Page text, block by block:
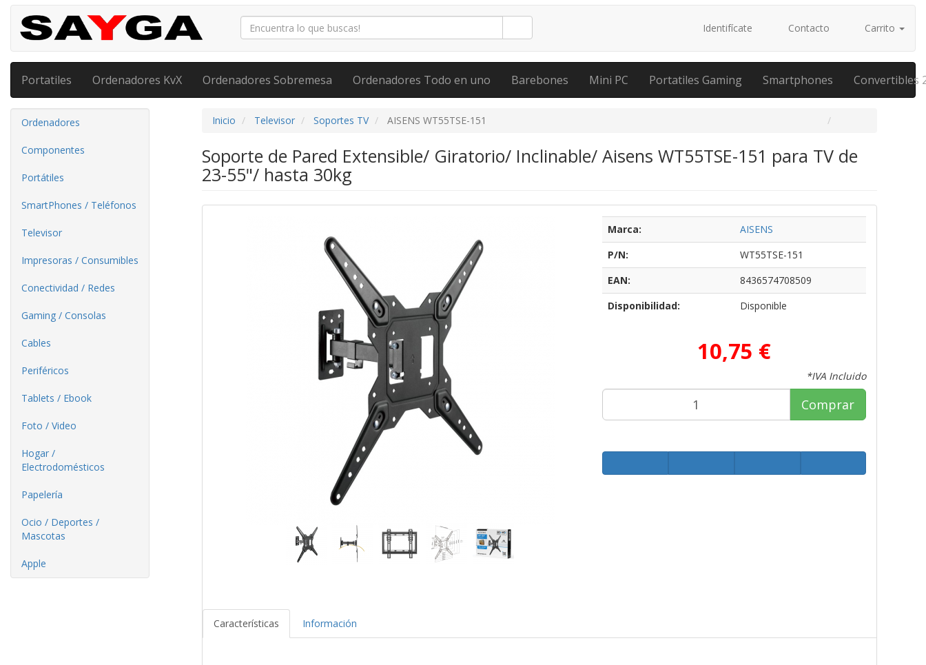
Identifícate Contacto Carrito
Portatiles Ordenadores KvX Ordenadores Sobremesa Ordenadores Todo en uno Barebones Mini PC Portatiles Gaming Smartphones Convertibles
Ordenadores
Componentes
Portátiles
SmartPhones / Teléfonos
Televisor
Impresoras / Consumibles
Conectividad / Redes
Gaming / Consolas
Cables
Periféricos
Tablets / Ebook
Foto / Video
Hogar /
Electrodomésticos
Papelería
Ocio / Deportes /
Mascotas
Apple
Inicio Televisor Soportes TV AISENS WT55TSE-151
Soporte de Pared Extensible/ Giratorio/ Inclinable/ Aisens WT55TSE-151 para TV de
23-55"/ hasta 30kg
Marca:
AISENS
P/N:
WT55TSE-151
EAN:
8436574708509
Disponibilidad:
Disponible
10,75 €
*IVA Incluido
Comprar
Características Información